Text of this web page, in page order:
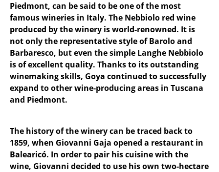
Piedmont, can be said to be one of the most
famous wineries in Italy. The Nebbiolo red wine
produced by the winery is world-renowned. It is
not only the representative style of Barolo and
Barbaresco, but even the simple Langhe Nebbiolo
is of excellent quality. Thanks to its outstanding
winemaking skills, Goya continued to successfully
expand to other wine-producing areas in Tuscana
and Piedmont.
The history of the winery can be traced back to
1859, when Giovanni Gaja opened a restaurant in
Balearicó. In order to pair his cuisine with the
wine, Giovanni decided to use his own two-hectare